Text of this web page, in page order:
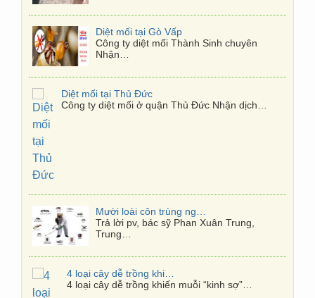
Diệt mối tại Thủ Đức
Công ty diệt mối ở quận Thủ Đức Nhận dịch…
4 loại cây dễ trồng khiến muỗi “kinh sợ”
4 loại cây dễ trồng khiến muỗi “kinh sợ”…